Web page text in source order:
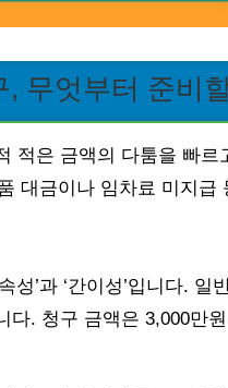
, 무엇부터 준비
적은 금액의 다툼을 빠
대금이나 임차료 미지급
성’과 ‘간이성’입니다.
다. 청구 금액은 3,000만